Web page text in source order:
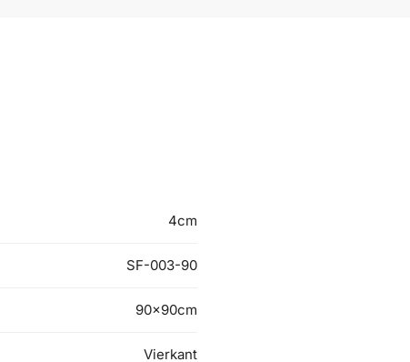
4cm
SF-003-90
90x90cm
Vierkant